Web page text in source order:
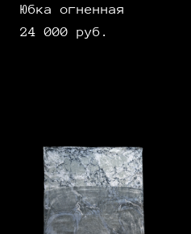
Юбка огненная
24 000 pуб.